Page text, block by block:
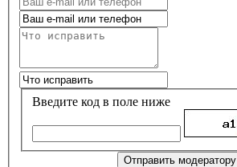
Введите код в поле ниже
Отправить модератору